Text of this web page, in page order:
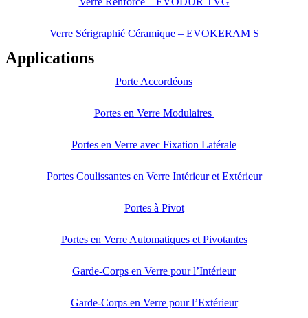
Verre Sérigraphié Céramique – EVOKERAM S
Applications
Porte Accordéons
Portes en Verre Modulaires
Portes en Verre avec Fixation Latérale
Portes Coulissantes en Verre Intérieur et Extérieur
Portes à Pivot
Portes en Verre Automatiques et Pivotantes
Garde-Corps en Verre pour l’Intérieur
Garde-Corps en Verre pour l’Extérieur